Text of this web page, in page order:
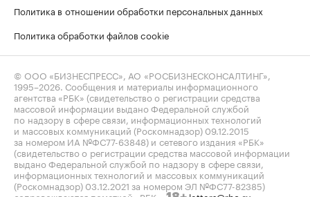
Политика в отношении обработки персональных данных
Политика обработки файлов cookie
© ООО «БИЗНЕСПРЕСС», АО «РОСБИЗНЕСКОНСАЛТИНГ»,
1995–2026 . Сообщения и материалы информационного
агентства «РБК» (свидетельство о регистрации средства
массовой информации выдано Федеральной службой
по надзору в сфере связи, информационных технологий
и массовых коммуникаций (Роскомнадзор) 09.12.2015
за номером ИА №ФС77-63848) и сетевого издания «РБК»
(свидетельство о регистрации средства массовой информации
выдано Федеральной службой по надзору в сфере связи,
информационных технологий и массовых коммуникаций
(Роскомнадзор) 03.12.2021 за номером ЭЛ №ФС77-82385)